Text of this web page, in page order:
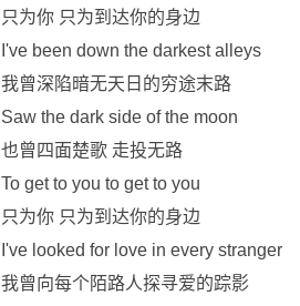
只为你 只为到达你的身边
I've been down the darkest alleys
我曾深陷暗无天日的穷途末路
Saw the dark side of the moon
也曾四面楚歌 走投无路
To get to you to get to you
只为你 只为到达你的身边
I've looked for love in every stranger
我曾向每个陌路人探寻爱的踪影